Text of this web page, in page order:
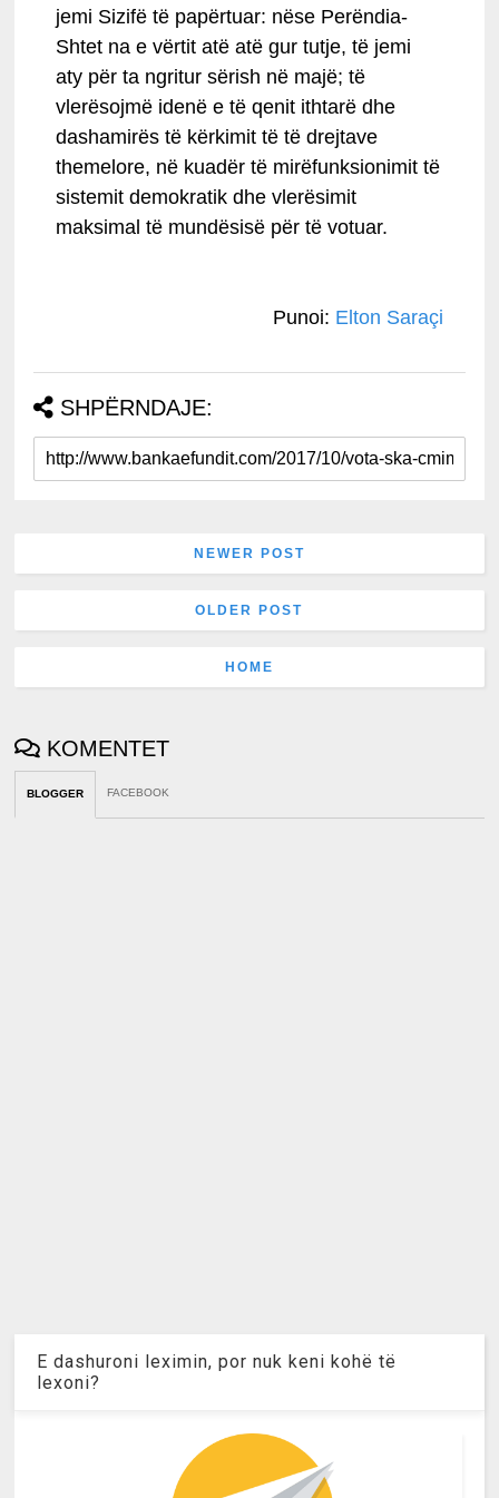
jemi Sizifë të papërtuar: nëse Perëndia-
Shtet na e vërtit atë atë gur tutje, të jemi
aty për ta ngritur sërish në majë; të
vlerësojmë idenë e të qenit ithtarë dhe
dashamirës të kërkimit të të drejtave
themelore, në kuadër të mirëfunksionimit të
sistemit demokratik dhe vlerësimit
maksimal të mundësisë për të votuar.
Punoi: Elton Saraçi
SHPËRNDAJE:
NEWER POST
OLDER POST
HOME
KOMENTET
BLOGGER FACEBOOK
E dashuroni leximin, por nuk keni kohë të
lexoni?